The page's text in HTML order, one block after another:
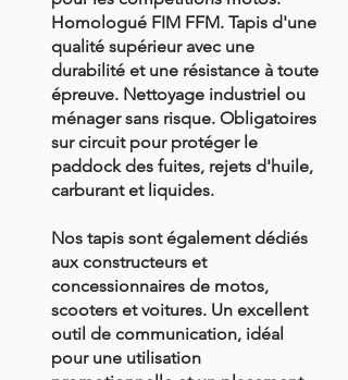
Homologué FIM FFM. Tapis d'une
qualité supérieur avec une
durabilité et une résistance à toute
épreuve. Nettoyage industriel ou
ménager sans risque. Obligatoires
sur circuit pour protéger le
paddock des fuites, rejets d'huile,
carburant et liquides.
Nos tapis sont également dédiés
aux constructeurs et
concessionnaires de motos,
scooters et voitures. Un excellent
outil de communication, idéal
pour une utilisation